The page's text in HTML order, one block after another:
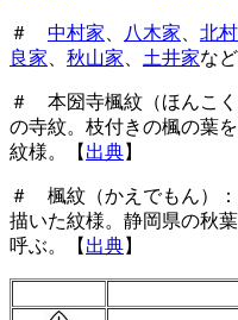
＃ 中村家 八木家 北
良家
秋山家 土井家な
＃ 本圀寺楓紋（ほんこ
の寺紋。枝付きの楓の葉
紋様。【 出典】
＃ 楓紋（かえでもん）
描いた紋様。静岡県の秋
呼ぶ。【 出典】